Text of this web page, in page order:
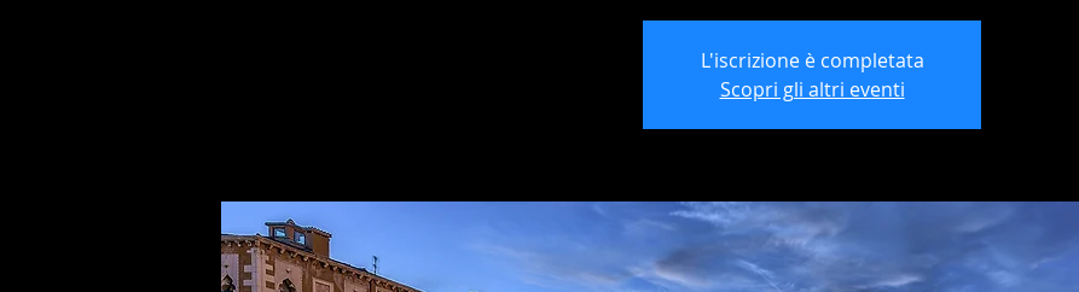
L'iscrizione è completata
Scopri gli altri eventi